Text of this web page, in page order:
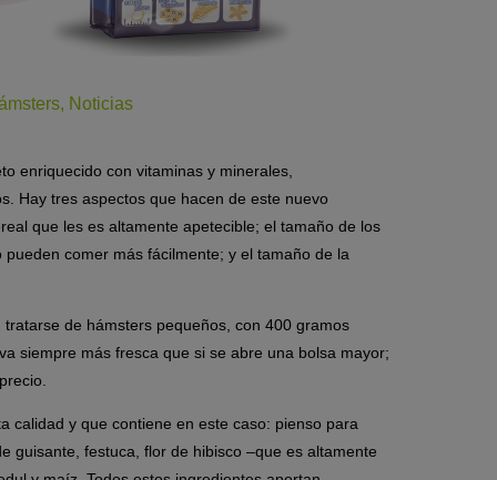
, Noticias
enriquecido con vitaminas y minerales,
Hay tres aspectos que hacen de este nuevo
que les es altamente apetecible; el tamaño de los
comer más fácilmente; y el tamaño de la
de hámsters pequeños, con 400 gramos
siempre más fresca que si se abre una bolsa mayor;
calidad y que contiene en este caso: pienso para
guisante, festuca, flor de hibisco –que es altamente